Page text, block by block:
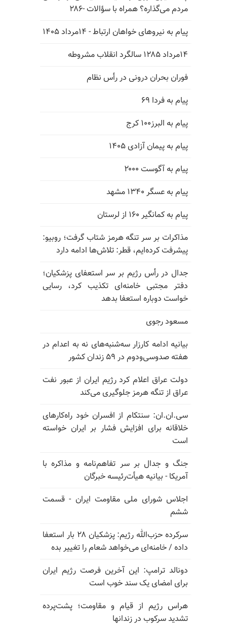
مردم می‌گذاره؟ همراه با سؤالات -۲۸۶
پیام به نیروهای خواهان ارتباط - ۱۴مرداد ۱۴۰۵
۱۴مرداد ۱۲۸۵ سالگرد انقلاب مشروطه
فوران بحران درونی در رأس نظام
پیام به فردا ۶۹
پیام به البرز۱۰۰ کرج
پیام به پیمان آزادی ۱۴۰۵
پیام به آگوست ۲۰۰۰
پیام به عسگر ۱۳۴۰ مشهد
پیام به کمانگیر ۱۶۰ از لرستان
مذاکرات بر سر تنگه هرمز شتاب گرفت؛ روبیو:
پیشرفت کرده‌ایم، قطر: تلاش‌ها ادامه دارد
جدال در رأس رژیم بر سر استعفای پزشکیان؛
دفتر مجتبی خامنه‌ای تکذیب کرد، رسایی
خواست دوباره استعفا بدهد
مسعود رجوی
بیانیه ادامه کارزار سه‌شنبه‌های نه به اعدام در
هفته صدوسی‌و‌دوم در ۵۹ زندان کشور
دولت عراق اعلام کرد رژیم ایران از عبور نفت
عراق از تنگه هرمز جلوگیری می‌کند
سی.ان.ان: سنتکام از افسران خود راه‌کارهای
خلاقانه برای افزایش فشار بر ایران خواسته
است
جنگ و جدال بر سر تفاهم‌نامه و مذاکره با
آمریکا - بیانیه هیأت‌رئیسه خبرگان
اجلاس شورای ملی مقاومت ایران - قسمت
ششم
سرکرده حزب‌الله رژیم: پزشکیان ۲۸ بار استعفا
داده / خامنه‌ای می‌خواهد شعام را تغییر بده
دونالد ترامپ: این آخرین فرصت رژیم ایران
برای امضای یک سند خوب است
هراس رژیم از قیام و مقاومت؛ پشت‌پرده
تشدید سرکوب در زندانها